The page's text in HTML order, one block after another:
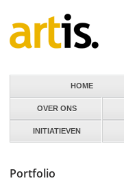
Portfolio
HOME
OVER ONS
INITIATIEVEN